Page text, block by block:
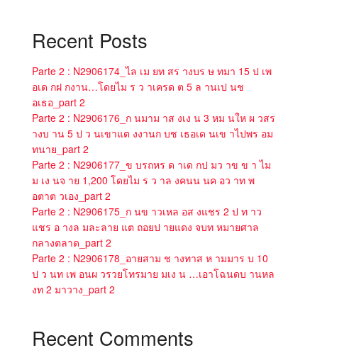
Recent Posts
Parte 2 : N2906174_ไล เม ยท สร างบร ษ ทมา 15 ป เพ
อเด กฝ กงาน…โดยไม ร ว าเครด ต 5 ล านเป นช
อเธอ_part 2
Parte 2 : N2906176_ก นมาม าส งเง น 3 หม นให ผ วสร
างบ าน 5 ป ว นเขาแต งงานก บช เธอเด นเข าไปพร อม
ทนาย_part 2
Parte 2 : N2906177_ข บรถหร ด าเด กป มว าข ข า ไม
ม เง นจ าย 1,200 โดยไม ร ว าล งคนน นค อว าท พ
อตาต วเอง_part 2
Parte 2 : N2906175_ก นข าวเหล อส งแชร 2 ป ท าว
แชร อ างล มละลาย แต ถอยป ายแดง จบท หมายศาล
กลางตลาด_part 2
Parte 2 : N2906178_อายสาม ช างทาส ห ามมาร บ 10
ป ว นท เพ อนผ วรวยโทรมาย มเง น …เอาโฉนดบ านหล
งท 2 มาวาง_part 2
Recent Comments